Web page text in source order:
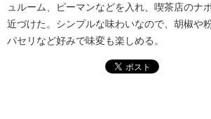
ュルーム、ピーマンなどを入れ、喫茶店のナ
近づけた。シンプルな味わいなので、胡椒や
パセリなど好みで味変も楽しめる。